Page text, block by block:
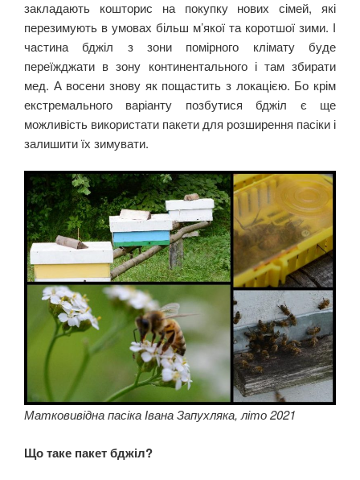
закладають кошторис на покупку нових сімей, які
перезимують в умовах більш м’якої та коротшої зими. І
частина бджіл з зони помірного клімату буде
переїжджати в зону континентального і там збирати
мед. А восени знову як пощастить з локацією. Бо крім
екстремального варіанту позбутися бджіл є ще
можливість використати пакети для розширення пасіки і
залишити їх зимувати.
Матковивідна пасіка Івана Запухляка, літо 2021
Що таке пакет бджіл?